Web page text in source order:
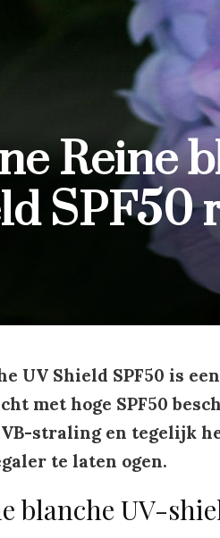
Reine
SPF50
UV Shield SPF50 is
met hoge SPF50
straling en tegelijk
te laten ogen.
blanche UV-